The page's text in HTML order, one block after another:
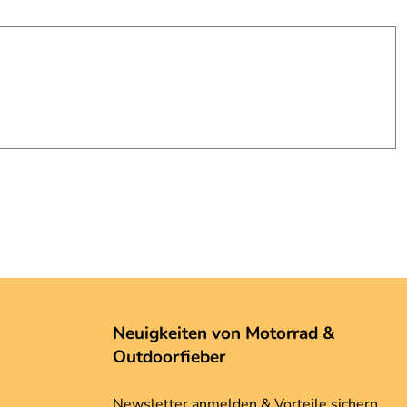
Neuigkeiten von Motorrad &
Outdoorfieber